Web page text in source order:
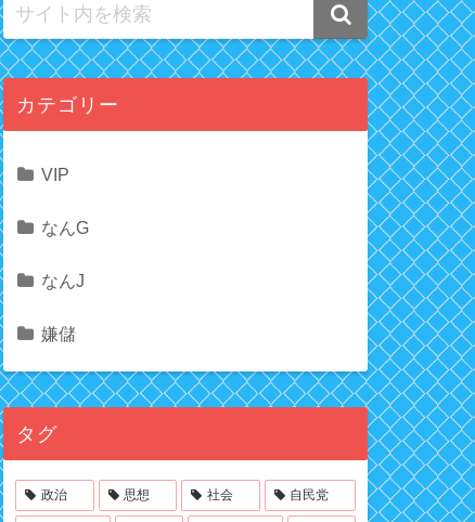
カテゴリー
VIP
なんG
なんJ
嫌儲
タグ
政治 思想 社会 自民党